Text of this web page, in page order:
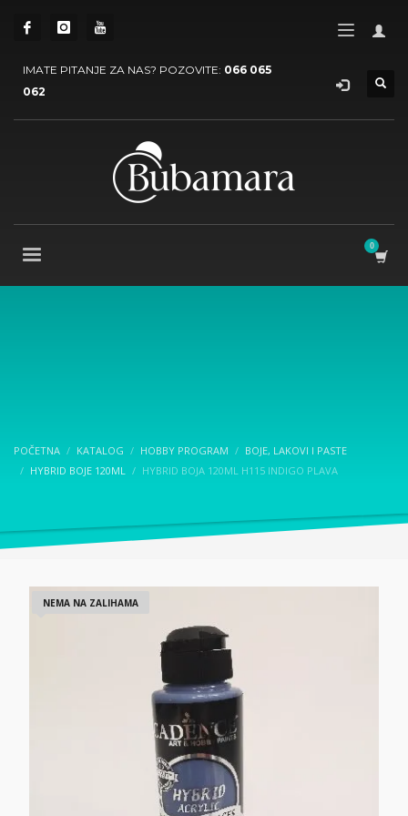
IMATE PITANJE ZA NAS? POZOVITE: 066 065
062
POČETNA KATALOG HOBBY PROGRAM
BOJE, LAKOVI I PASTE
HYBRID BOJE 120ML
HYBRID BOJA 120ML H115 INDIGO PLAVA
NEMA NA ZALIHAMA